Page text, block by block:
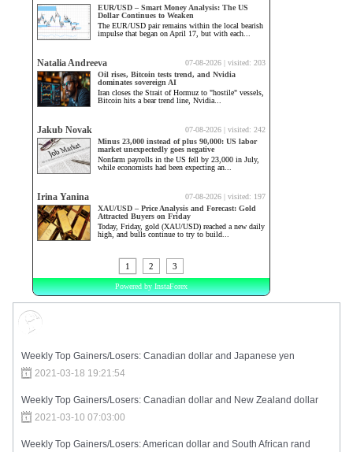
Weekly Top Gainers/Losers: Canadian dollar and Japanese yen
2021-03-18 19:21:54
Weekly Top Gainers/Losers: Canadian dollar and New Zealand dollar
2021-03-10 07:03:00
Weekly Top Gainers/Losers: American dollar and South African rand